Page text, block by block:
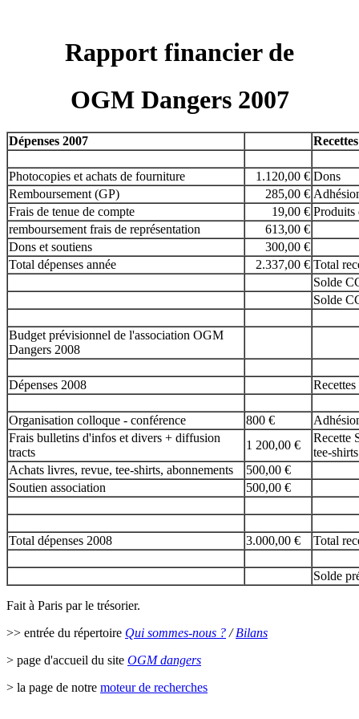
Rapport financier de
OGM Dangers 2007
Dépenses 2007
Photocopies et achats de fourniture 1.120,00 € Dons
Remboursement (GP)
285,00 €
Frais de tenue de compte
19,00 € Produits
remboursement frais de représentation
613,00 €
Dons et soutiens
300,00 €
Total dépenses année
2.337,00 € Total
Solde
Solde
Budget prévisionnel de l'association OGM
Dangers 2008
Dépenses 2008
Organisation colloque - conférence 800 €
Frais bulletins d'infos et divers + diffusion
tracts
1 200,00 €
Recette
tee-shirts
Achats livres, revue, tee-shirts, abonnements
500,00 €
Soutien association
500,00 €
Total dépenses 2008 3.000,00 € Total
Solde
Fait à Paris par le trésorier.
>> entrée du répertoire Qui sommes-nous ? /Bilans
> page d'accueil du site OGM dangers
> la page de notre moteur de recherches